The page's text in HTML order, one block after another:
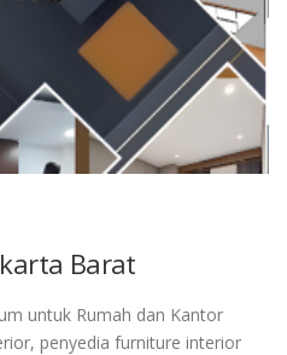
Barat
untuk Rumah dan Kantor
penyedia furniture interior